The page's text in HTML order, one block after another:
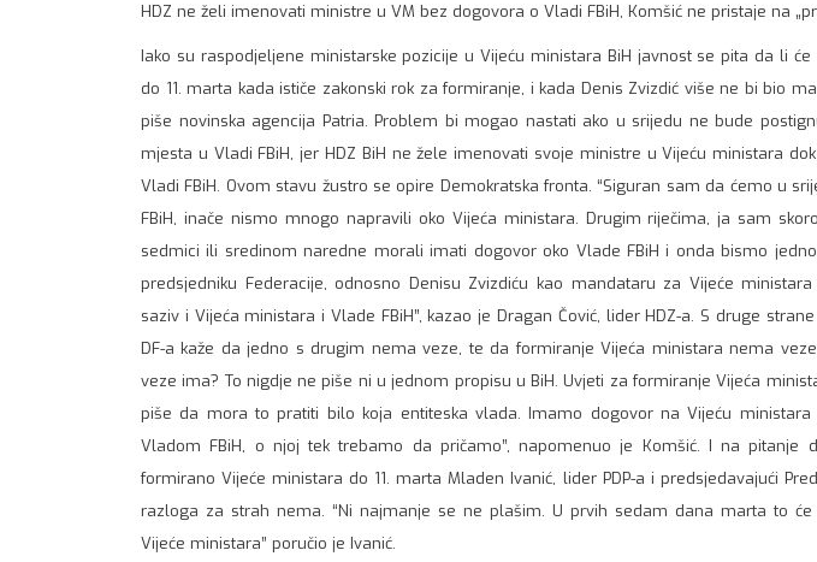
HDZ ne želi imenovati ministre u VM bez dogovora o Vladi FBiH, Komšić ne pristaje na
Iako su raspodjeljene ministarske pozicije u Vijeću ministara BiH javnost se pita da li
do 11. marta kada ističe zakonski rok za formiranje, i kada Denis Zvizdić više ne bi bio
piše novinska agencija Patria. Problem bi mogao nastati ako u srijedu ne bude
mjesta u Vladi FBiH, jer HDZ BiH ne žele imenovati svoje ministre u Vijeću ministara
Vladi FBiH. Ovom stavu žustro se opire Demokratska fronta. “Siguran sam da ćemo u
FBiH, inače nismo mnogo napravili oko Vijeća ministara. Drugim riječima, ja sam
sedmici ili sredinom naredne morali imati dogovor oko Vlade FBiH i onda bismo
predsjedniku Federacije, odnosno Denisu Zvizdiću kao mandataru za Vijeće
saziv i Vijeća ministara i Vlade FBiH”, kazao je Dragan Čović, lider HDZ-a. S druge
DF-a kaže da jedno s drugim nema veze, te da formiranje Vijeća ministara nema
veze ima? To nigdje ne piše ni u jednom propisu u BiH. Uvjeti za formiranje Vijeća
piše da mora to pratiti bilo koja entiteska vlada. Imamo dogovor na Vijeću
Vladom FBiH, o njoj tek trebamo da pričamo”, napomenuo je Komšić. I na
formirano Vijeće ministara do 11. marta Mladen Ivanić, lider PDP-a i predsjedavajući
razloga za strah nema. “Ni najmanje se ne plašim. U prvih sedam dana marta to
Vijeće ministara” poručio je Ivanić.